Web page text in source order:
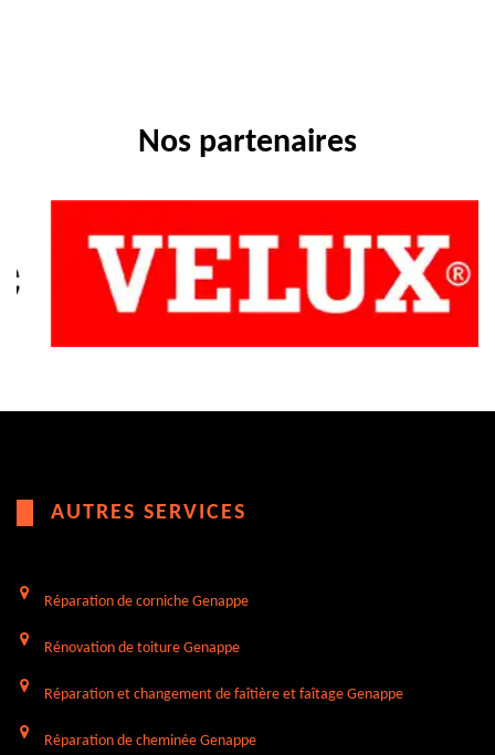
Nos partenaires
AUTRES SERVICES
Réparation de corniche Genappe
Rénovation de toiture Genappe
Réparation et changement de faîtière et faîtage Genappe
Réparation de cheminée Genappe